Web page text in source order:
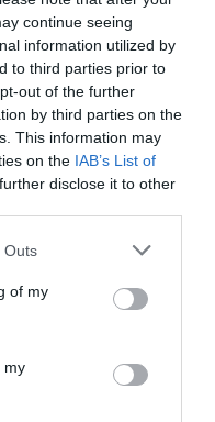
continue seeing
information utilized by
to third parties prior to
out of the further
by third parties on the
This information may
on the IAB’s List of
disclose it to other
one or more Google
You may click to
its third-party tags to
in below Google
Outs
of my
my
egészet az
sütőben kb. 35
majd a chiliből a
pedig kivágjuk a fás
majd az ananász
Közben ízlés
kész, a rakott